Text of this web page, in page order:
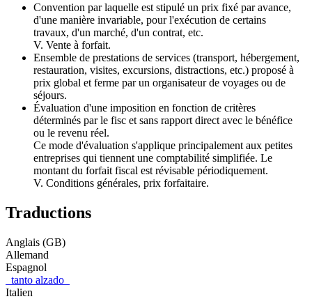
Convention par laquelle est stipulé un prix fixé par avance,
d'une manière invariable, pour l'exécution de certains
travaux, d'un marché, d'un contrat, etc.
V. Vente à forfait.
Ensemble de prestations de services (transport, hébergement,
restauration, visites, excursions, distractions, etc.) proposé à
prix global et ferme par un organisateur de voyages ou de
séjours.
Évaluation d'une imposition en fonction de critères
déterminés par le fisc et sans rapport direct avec le bénéfice
ou le revenu réel.
Ce mode d'évaluation s'applique principalement aux petites
entreprises qui tiennent une comptabilité simplifiée. Le
montant du forfait fiscal est révisable périodiquement.
V. Conditions générales, prix forfaitaire.
Traductions
Anglais (GB)
Allemand
Espagnol
tanto alzado
Italien